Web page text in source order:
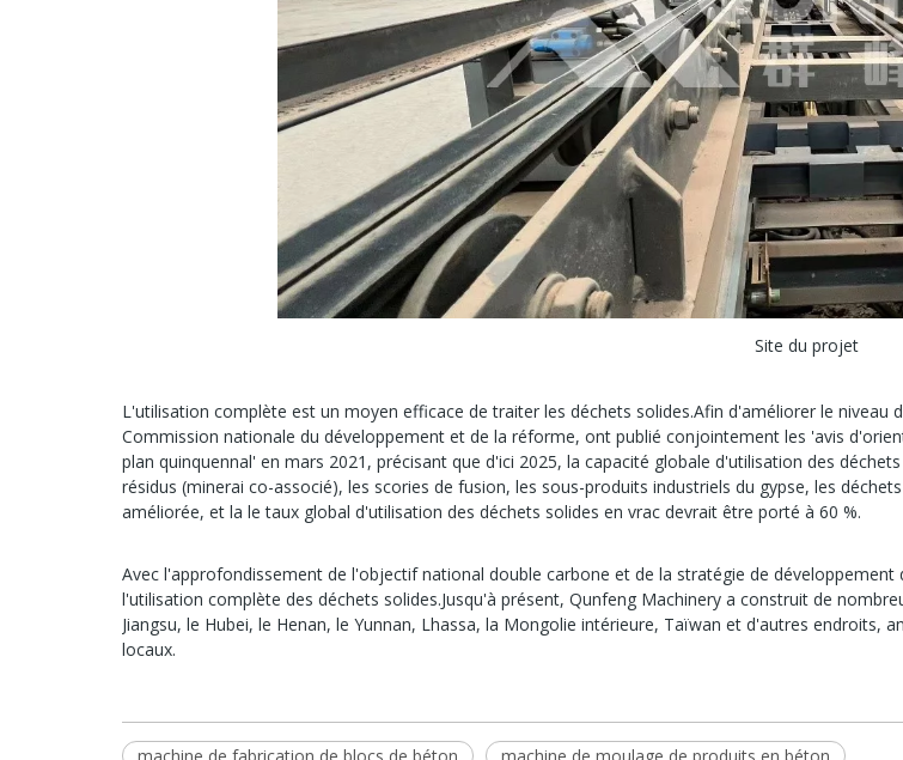
Site du projet
L'utilisation complète est un moyen efficace de traiter les déchets solides.Afin d'améliorer le
Commission nationale du développement et de la réforme, ont publié conjointement les 'avis
plan quinquennal' en mars 2021, précisant que d'ici 2025, la capacité globale d'utilisation des
résidus (minerai co-associé), les scories de fusion, les sous-produits industriels du gypse, les
améliorée, et la le taux global d'utilisation des déchets solides en vrac devrait être porté à 60 %.
Avec l'approfondissement de l'objectif national double carbone et de la stratégie de
l'utilisation complète des déchets solides.Jusqu'à présent, Qunfeng Machinery a construit de
Jiangsu, le Hubei, le Henan, le Yunnan, Lhassa, la Mongolie intérieure, Taïwan et d'autres
locaux.